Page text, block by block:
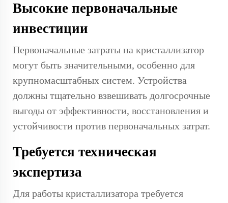
Высокие первоначальные
инвестиции
Первоначальные затраты на кристаллизатор
могут быть значительными, особенно для
крупномасштабных систем. Устройства
должны тщательно взвешивать долгосрочные
выгоды от эффективности, восстановления и
устойчивости против первоначальных затрат.
Требуется техническая
экспертиза
Для работы кристаллизатора требуется